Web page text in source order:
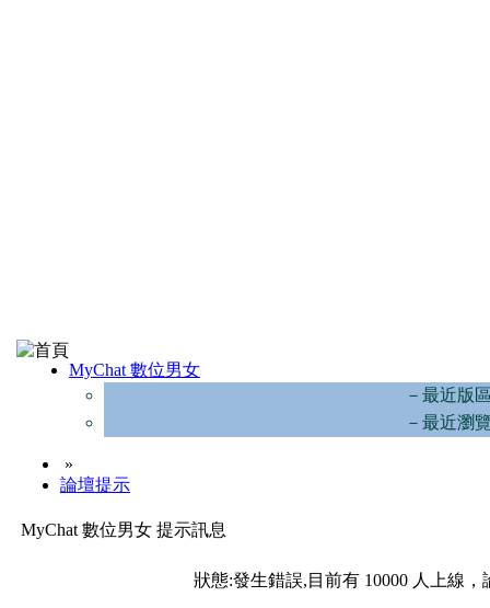
MyChat 數位男女
－最近版
－最近瀏
»
論壇提示
MyChat 數位男女 提示訊息
狀態:發生錯誤,目前有 10000 人上線